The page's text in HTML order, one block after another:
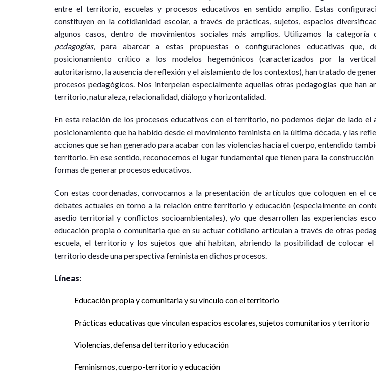
entre el territorio, escuelas y procesos educativos en sentido amplio. Estas
constituyen en la cotidianidad escolar, a través de prácticas, sujetos, espacios
algunos casos, dentro de movimientos sociales más amplios. Utilizamos la categoría
pedagogías, para abarcar a estas propuestas o configuraciones educativas que,
posicionamiento crítico a los modelos hegemónicos (caracterizados por la
autoritarismo, la ausencia de reflexión y el aislamiento de los contextos), han tratado de
procesos pedagógicos. Nos interpelan especialmente aquellas otras pedagogías que han
territorio, naturaleza, relacionalidad, diálogo y horizontalidad.
En esta relación de los procesos educativos con el territorio, no podemos dejar de lado el
posicionamiento que ha habido desde el movimiento feminista en la última década, y las
acciones que se han generado para acabar con las violencias hacia el cuerpo, entendido
territorio. En ese sentido, reconocemos el lugar fundamental que tienen para la
formas de generar procesos educativos.
Con estas coordenadas, convocamos a la presentación de artículos que coloquen en el
debates actuales en torno a la relación entre territorio y educación (especialmente en
asedio territorial y conflictos socioambientales), y/o que desarrollen las experiencias
educación propia o comunitaria que en su actuar cotidiano articulan a través de otras
escuela, el territorio y los sujetos que ahí habitan, abriendo la posibilidad de colocar el
territorio desde una perspectiva feminista en dichos procesos.
Líneas:
Educación propia y comunitaria y su vínculo con el territorio
Prácticas educativas que vinculan espacios escolares, sujetos comunitarios y territorio
Violencias, defensa del territorio y educación
Feminismos, cuerpo-territorio y educación